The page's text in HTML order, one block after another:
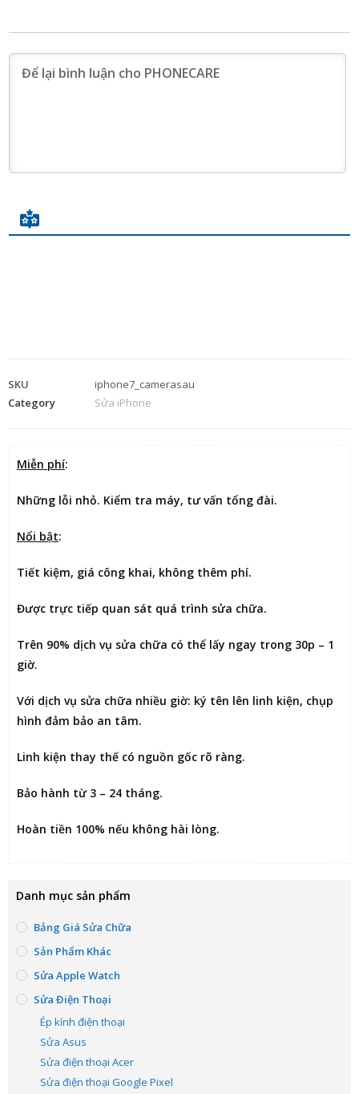
SKU
iphone7_camerasau
Category
Sửa iPhone
Miễn phí:
Những lỗi nhỏ. Kiểm tra máy, tư vấn tổng đài.
Nổi bật:
Tiết kiệm, giá công khai, không thêm phí.
Được trực tiếp quan sát quá trình sửa chữa.
Trên 90% dịch vụ sửa chữa có thể lấy ngay trong 30p – 1
giờ.
Với dịch vụ sửa chữa nhiều giờ: ký tên lên linh kiện, chụp
hình đảm bảo an tâm.
Linh kiện thay thế có nguồn gốc rõ ràng.
Bảo hành từ 3 – 24 tháng.
Hoàn tiền 100% nếu không hài lòng.
Danh mục sản phẩm
Bảng Giá Sửa Chữa
Sản Phẩm Khác
Sửa Apple Watch
Sửa Điện Thoại
Ép kính điện thoại
Sửa Asus
Sửa điện thoại Acer
Sửa điện thoại Google Pixel